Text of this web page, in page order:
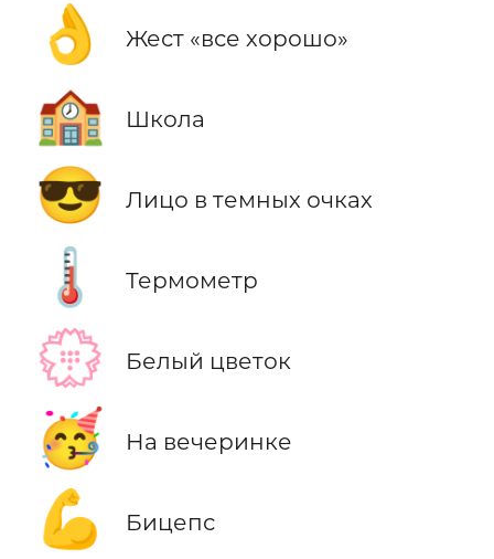
👌 Жест «все хорошо»
🏫 Школа
😎 Лицо в темных очках
🌡️ Термометр
💮 Белый цветок
🥳 На вечеринке
💪 Бицепс